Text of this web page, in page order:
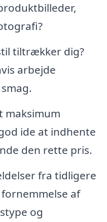
tiltrækker dig?
arbejde
maksimum
ide at indhente
den rette pris.
fra tidligere
af
og